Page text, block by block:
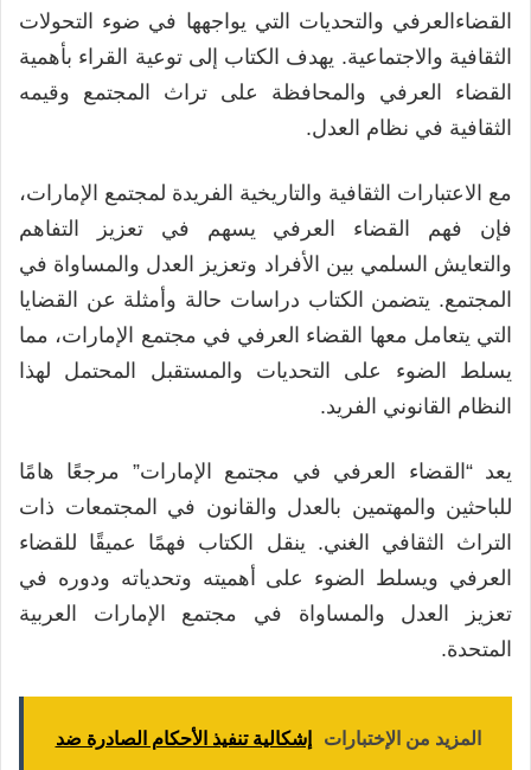
القضاءالعرفي والتحديات التي يواجهها في ضوء التحولات
الثقافية والاجتماعية. يهدف الكتاب إلى توعية القراء بأهمية
القضاء العرفي والمحافظة على تراث المجتمع وقيمه
الثقافية في نظام العدل.
مع الاعتبارات الثقافية والتاريخية الفريدة لمجتمع الإمارات،
فإن فهم القضاء العرفي يسهم في تعزيز التفاهم
والتعايش السلمي بين الأفراد وتعزيز العدل والمساواة في
المجتمع. يتضمن الكتاب دراسات حالة وأمثلة عن القضايا
التي يتعامل معها القضاء العرفي في مجتمع الإمارات، مما
يسلط الضوء على التحديات والمستقبل المحتمل لهذا
النظام القانوني الفريد.
يعد “القضاء العرفي في مجتمع الإمارات” مرجعًا هامًا
للباحثين والمهتمين بالعدل والقانون في المجتمعات ذات
التراث الثقافي الغني. ينقل الكتاب فهمًا عميقًا للقضاء
العرفي ويسلط الضوء على أهميته وتحدياته ودوره في
تعزيز العدل والمساواة في مجتمع الإمارات العربية
المتحدة.
المزيد من الإختبارات
إشكالية تنفيذ الأحكام الصادرة ضد